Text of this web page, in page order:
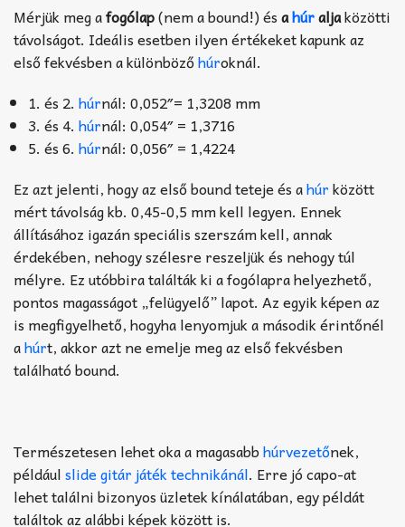
Mérjük meg afogólap(nem a bound!) ésahúraljaközötti
távolságot. Ideális esetben ilyen értékeket kapunk az
első fekvésben a különbözőhúroknál.
1. és 2. húrnál: 0,052″= 1,3208 mm
3. és 4. húrnál: 0,054″ = 1,3716
5. és 6. húrnál: 0,056″ = 1,4224
Ez azt jelenti, hogy az első bound teteje és ahúrközött
mért távolság kb. 0,45-0,5 mm kell legyen. Ennek
állításához igazán speciális szerszám kell, annak
érdekében, nehogy szélesre reszeljük és nehogy túl
mélyre. Ez utóbbira találták ki a fogólapra helyezhető,
pontos magasságot „felügyelő” lapot. Az egyik képen az
is megfigyelhető, hogyha lenyomjuk a második érintőnél
ahúrt, akkor azt ne emelje meg az első fekvésben
található bound.
Természetesen lehet oka a magasabbhúrvezetőnek,
példáulslide gitár játék technikánál. Erre jó capo-at
lehet találni bizonyos üzletek kínálatában, egy példát
találtok az alábbi képek között is.